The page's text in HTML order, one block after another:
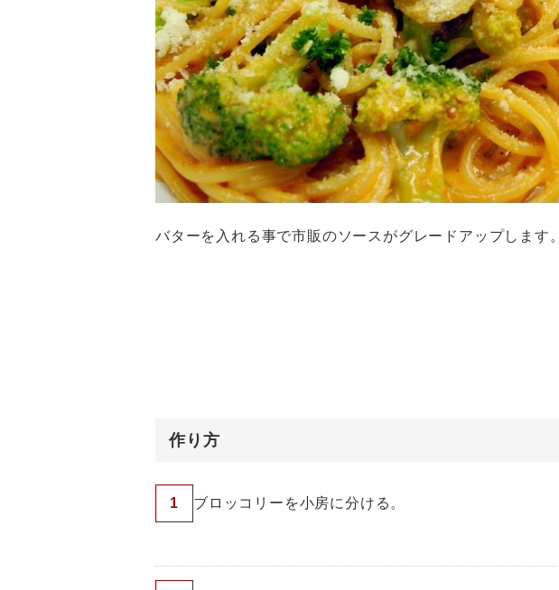
バターを入れる事で市販のソースがグレードアップします。
作り方
1 ブロッコリーを小房に分ける。